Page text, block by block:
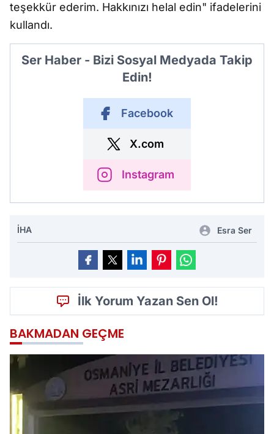
teşekkür ederim. Hakkınızı helal edin" ifadelerini
kullandı.
Ser Haber - Bizi Sosyal Medyada Takip
Edin!
Facebook
X.com
Instagram
İHA Esra Ser
İlk Yorum Yazan Sen Ol!
BAKMADAN GEÇME